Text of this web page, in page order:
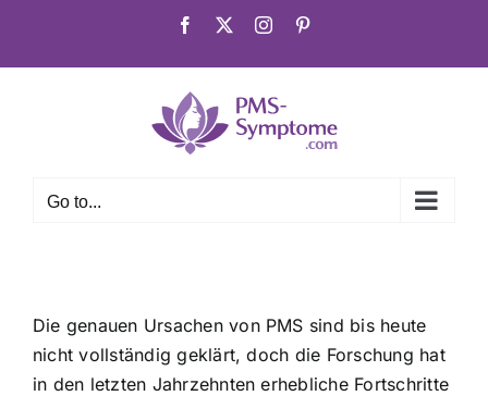
content
Facebook Instagram
Go to...
Die genauen Ursachen von PMS sind bis heute
nicht vollständig geklärt, doch die Forschung hat
in den letzten Jahrzehnten erhebliche Fortschritte